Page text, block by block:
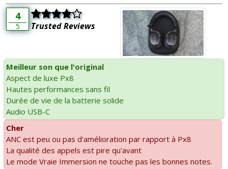
4
5 Trusted Reviews
Meilleur son que l'original
Aspect de luxe Px8
Hautes performances sans fil
Durée de vie de la batterie solide
Audio USB-C
Cher
ANC est peu ou pas d'amélioration par rapport à Px8
La qualité des appels est pire qu'avant
Le mode Vraie Immersion ne touche pas les bonnes notes.